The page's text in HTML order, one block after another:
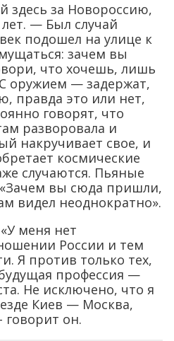
здесь за Новороссию,
— Был случай
подошел на улице к
зачем вы
что хочешь, лишь
оружием — задержат,
правда это или нет,
говорят, что
разворовала и
накручивает свое, и
космические
случаются. Пьяные
вы сюда пришли,
видел неоднократно».
меня нет
России и тем
Я против только тех,
профессия —
Не исключено, что я
Киев — Москва,
говорит он.